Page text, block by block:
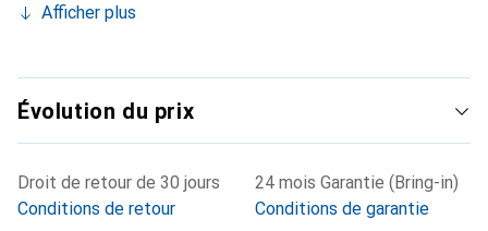
Afficher plus
Évolution du prix
Droit de retour de 30 jours
Conditions de retour
24 mois Garantie (Bring-in)
Conditions de garantie